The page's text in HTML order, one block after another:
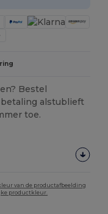
Bestel
alstublieft
toe.
van de productafbeelding
productkleur.